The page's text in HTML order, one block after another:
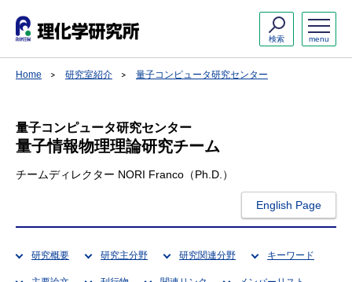
menu
検索
Home 研究室紹介 量子コンピュータ研究センター
量子コンピュータ研究センター
量子情報物理理論研究チーム
チームディレクター NORI Franco（Ph.D.）
English Page
研究概要 研究主分野 研究関連分野 キーワード